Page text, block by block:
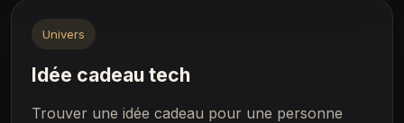
Univers
Idée cadeau tech
Trouver une idée cadeau pour une personne